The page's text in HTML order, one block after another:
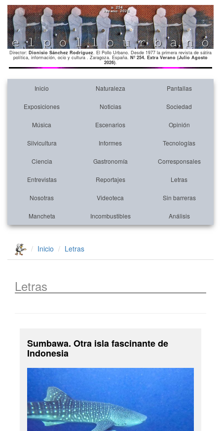
Director: Dionisio Sánchez Rodríguez. El Pollo Urbano. Desde 1977 la primera revista de sátira
política, información, ocio y cultura . Zaragoza. España. Nº 254. Extra Verano (Julio Agosto
2026).
Inicio Naturaleza Pantallas
Exposiciones Noticias Sociedad
Música Escenarios Opinión
Silvicultura Informes Tecnologías
Ciencia Gastronomía Corresponsales
Entrevistas Reportajes Letras
Nosotras Videoteca Sin barreras
Mancheta Incombustibles Análisis
Inicio Letras
Letras
Sumbawa. Otra isla fascinante de
Indonesia